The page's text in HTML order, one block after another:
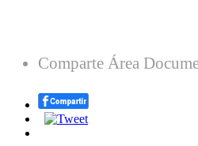
Comparte Área